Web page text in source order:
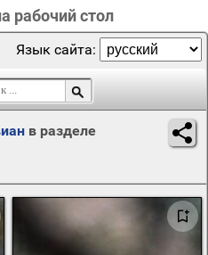
рабочий стол
Язык сайта:
в разделе